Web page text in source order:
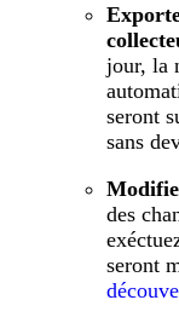
jour, la
seront
sans
des
seront